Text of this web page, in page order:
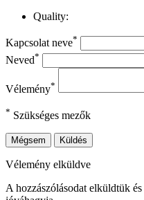
Quality:
Kapcsolat neve*
Neved*
Vélemény*
* Szükséges mezők
Mégsem Küldés
Vélemény elküldve
A hozzászólásodat elküldtük